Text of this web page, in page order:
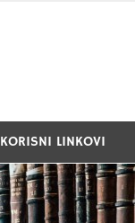
KORISNI LINKOVI